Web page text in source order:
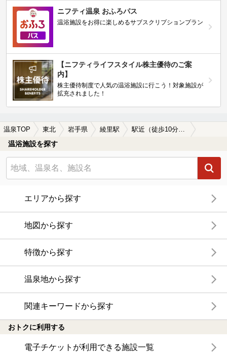
ニフティ温泉 おふろパス
温浴施設をお得に楽しめるサブスクリプションプラン
【ニフティライフスタイル株主優待のご案
内】
株主優待制度で人気の温浴施設に行こう！対象施設が
拡充されました！
温泉TOP 東北 岩手県 綾里駅 駅近（徒歩10分以内）の綾里駅近くの温泉、日帰り温泉、スーパー銭湯おすすめ
温浴施設を探す
エリアから探す
地図から探す
特徴から探す
温泉地から探す
関連キーワードから探す
おトクに利用する
電子チケットが利用できる施設一覧